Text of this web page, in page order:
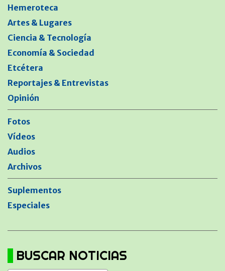
Hemeroteca
Artes & Lugares
Ciencia & Tecnología
Economía & Sociedad
Etcétera
Reportajes & Entrevistas
Opinión
Fotos
Vídeos
Audios
Archivos
Suplementos
Especiales
BUSCAR NOTICIAS